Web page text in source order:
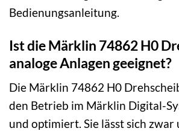
Bedienungsanleitung.
Ist die Märklin 74862 H0
analoge Anlagen geeignet?
Die Märklin 74862 H0
den Betrieb im Märklin Digital-
und optimiert. Sie lässt sich zwar